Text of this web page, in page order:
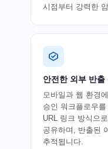
시점부터 강력한
안전한 외부 반출
모바일과 웹 환경
승인 워크플로우
URL 링크 방식으
공유하며, 반출된
추적됩니다.